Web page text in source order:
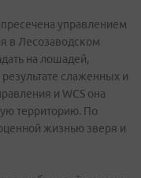
управлением
в Лесозаводском
на лошадей,
слаженных и
и WCS она
территорию. По
жизнью зверя и